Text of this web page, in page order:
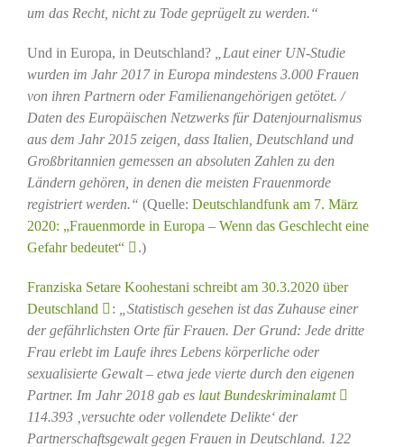
um das Recht, nicht zu Tode geprügelt zu werden.“
Und in Europa, in Deutschland?
Laut einer UN-Studie
wurden im Jahr 2017 in Europa mindestens 3.000 Frauen
von ihren Partnern oder Familienangehörigen getötet. /
Daten des Europäischen Netzwerks für Datenjournalismus
aus dem Jahr 2015 zeigen, dass Italien, Deutschland und
Großbritannien gemessen an absoluten Zahlen zu den
Ländern gehören, in denen die meisten Frauenmorde
registriert werden.“ (Quelle: Deutschlandfunk am 7. März
2020: „Frauenmorde in Europa – Wenn das Geschlecht eine
Gefahr bedeutet“
.)
Franziska Setare Koohestani schreibt am 30.3.2020 über
Deutschland
: Statistisch gesehen istdas Zuhause einer
der gefährlichsten Orte für Frauen. Der Grund: Jede dritte
Frau erlebt im Laufe ihres Lebens körperliche oder
sexualisierte Gewalt – etwa jede vierte durch den eigenen
Partner. Im Jahr 2018 gab es laut Bundeskriminalamt
114.393 ‚versuchte oder vollendete Delikte‘ der
Partnerschaftsgewalt gegen Frauen in Deutschland. 122